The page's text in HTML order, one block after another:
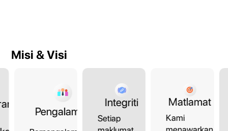
Misi & Visi
Pengalaman
Integriti
Setiap
Matlamat
Kami